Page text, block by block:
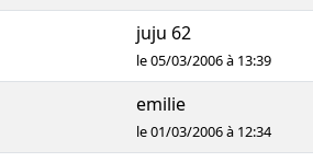
juju 62
le 05/03/2006 à 13:39
emilie
le 01/03/2006 à 12:34